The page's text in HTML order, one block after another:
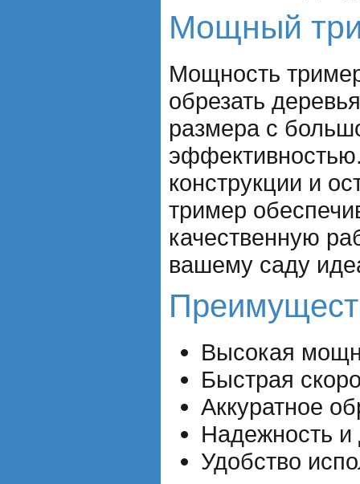
Мощный
Мощность
обрезать
размера с
конструкции и
тример
качественную
вашему саду
Высокая
Быстрая
Аккуратное
Надежность и
Удобство